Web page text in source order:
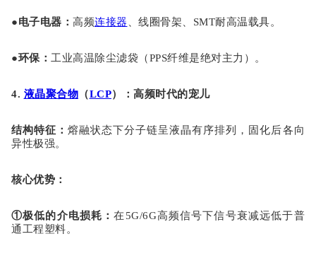
●电子电器 ： 高频连接器 、线圈骨架、 SMT耐高温载具。
●环保 ： 工业高温除尘滤袋（PPS纤维是绝对主力）。
4. 液晶聚合物 （LCP）：高频时代的宠儿
结构特征 ：熔融状态下分子链呈液晶有序排列，固化后各向
异性极强。
核心优势 ：
①极低的介电损耗 ：在 5G/6G高频信号下信号衰减远低于普
通工程塑料。